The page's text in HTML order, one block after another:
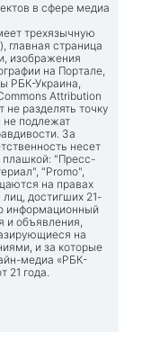
в сфере медиа
трехязычную
главная страница
изображения
на Портале,
РБК-Украина,
Attribution
разделять точку
подлежат
За
несет
плашкой: "Пресс-
"Promo",
на правах
достигших 21-
информационный
и объявления,
на
и за которые
медиа «РБК-
21 года.